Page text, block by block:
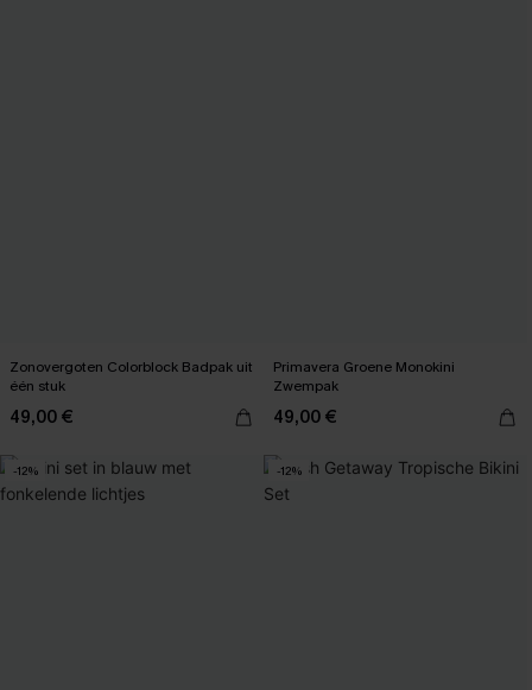
Zonovergoten Colorblock Badpak uit
één stuk
49,00 €
Primavera Groene Monokini
Zwempak
49,00 €
-12% -12%